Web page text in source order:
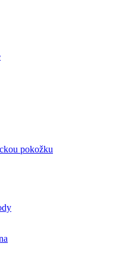
pokožku